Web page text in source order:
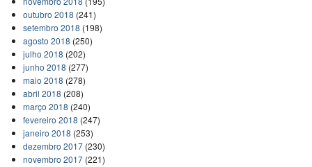
outubro 2018 (241)
setembro 2018 (198)
agosto 2018 (250)
julho 2018 (202)
junho 2018 (277)
maio 2018 (278)
abril 2018 (208)
março 2018 (240)
fevereiro 2018 (247)
janeiro 2018 (253)
dezembro 2017(230)
novembro 2017(221)